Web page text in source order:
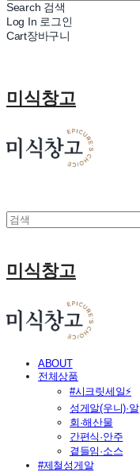
Search 검색
Log In 로그인
Cart장바구니
미식창고
미식창고
ABOUT
전체상품
#시크릿세일⚡
성게알(우니)·알
회·해산물
간편식·안주
곁들임·소스
#제철성게알